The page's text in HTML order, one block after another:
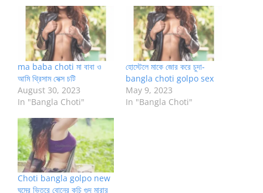
ma baba choti মা বাবা ও
আমি থ্রিসাম সেক্স চটি
August 30, 2023
In "Bangla Choti"
হোস্টেলে মাকে জোর করে চুদা-
bangla choti golpo sex
May 9, 2023
In "Bangla Choti"
Choti bangla golpo new
ঘুমের ভিতরে বোনের কচি গুদ মারার